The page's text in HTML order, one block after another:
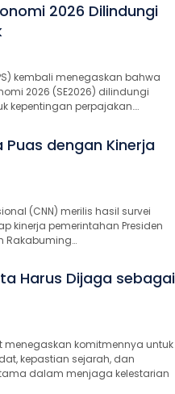
2026 Dilindungi
kembali menegaskan bahwa
2026 (SE2026) dilindungi
perpajakan….
Puas dengan Kinerja
(CNN) merilis hasil survei
kinerja pemerintahan Presiden
Rakabuming…
Harus Dijaga sebagai
menegaskan komitmennya untuk
kepastian sejarah, dan
dalam menjaga kelestarian